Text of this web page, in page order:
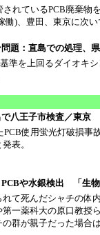
れているPCB廃棄物
働)、豊田、東京に次
題：直島での処理、
準を上回るダイオキ
八王子市検査／東京
使用蛍光灯破損事
表。
や水銀検出 「生
て死んだシャチの体
一薬科大の原口教授
群が親子だった場合